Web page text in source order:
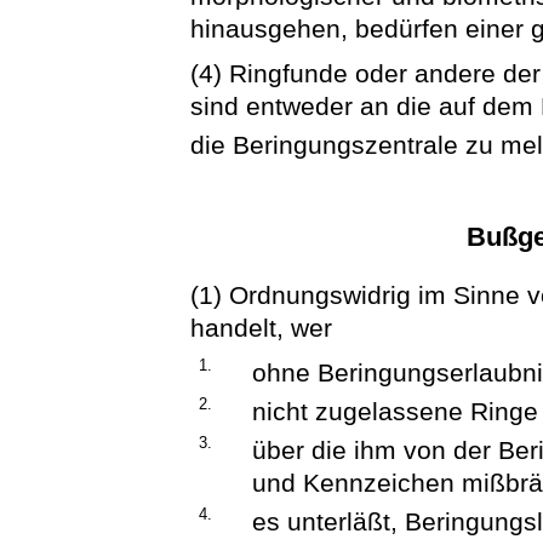
hinausgehen, bedürfen einer
(4) Ringfunde oder andere
sind entweder an die auf
die Beringungszentrale zu
(1) Ordnungswidrig im Sinne
handelt, wer
1. ohne
2. nicht zugelassene
3.
über die ihm von der
und Kennzeichen
4.
es unterläßt,